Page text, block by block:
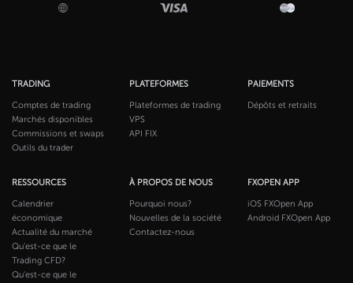
TRADING
Comptes de trading
Marchés disponibles
Commissions et swaps
Outils du trader
PLATEFORMES
Plateformes de trading
VPS
API FIX
PAIEMENTS
Dépôts et retraits
RESSOURCES
Calendrier
économique
Actualité du marché
Qu'est-ce que le
Trading CFD?
Qu'est-ce que le
À PROPOS DE NOUS
Pourquoi nous?
Nouvelles de la société
Contactez-nous
FXOPEN APP
iOS FXOpen App
Android FXOpen App